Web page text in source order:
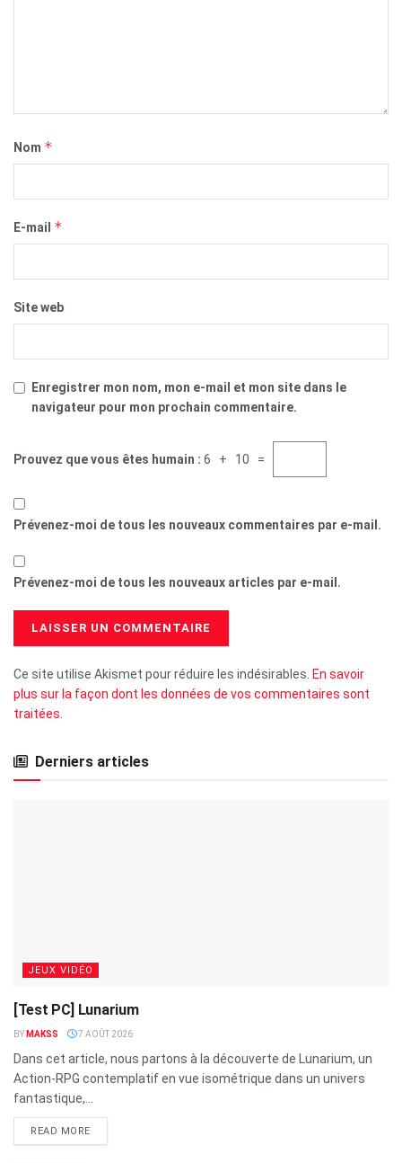
Nom *
E-mail *
Site web
Enregistrer mon nom, mon e-mail et mon site dans le
navigateur pour mon prochain commentaire.
Prouvez que vous êtes humain : 6 + 10 =
Prévenez-moi de tous les nouveaux commentaires par e-mail.
Prévenez-moi de tous les nouveaux articles par e-mail.
Ce site utilise Akismet pour réduire les indésirables. En savoir
plus sur la façon dont les données de vos commentaires sont
traitées
Derniers articles
JEUX VIDÉO
[Test PC] Lunarium
BY MAKSS 7 AOÛT 2026
Dans cet article, nous partons à la découverte de Lunarium, un
Action-RPG contemplatif en vue isométrique dans un univers
fantastique,...
READ MORE